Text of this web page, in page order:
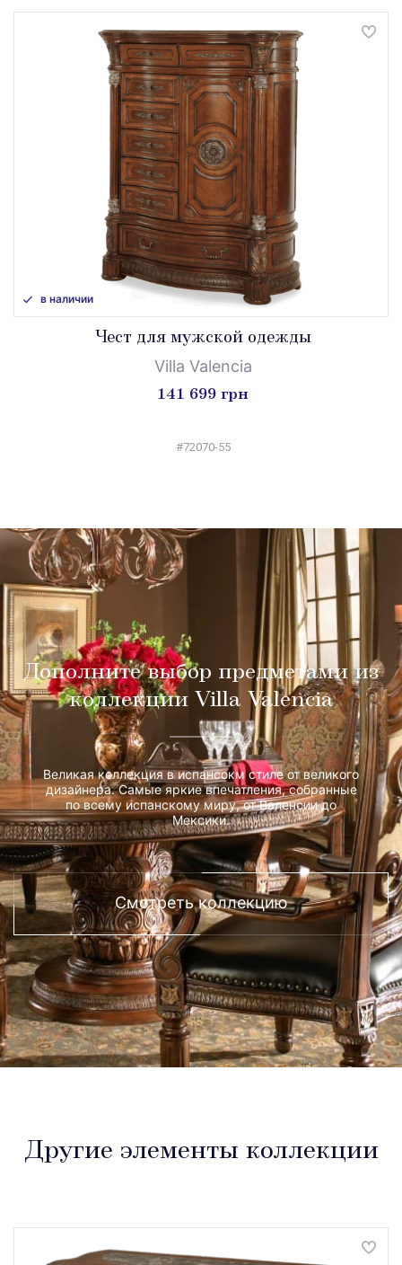
в наличии
Чест для мужской одежды
Villa Valencia
141 699 грн
#72070-55
Дополните выбор предметами из
коллекции Villa Valencia
Великая коллекция в испансокм стиле от великого
дизайнера. Самые яркие впечатления, собранные
по всему испанскому миру, от Валенсии до
Мексики.
Смотреть коллекцию
Другие элементы коллекции